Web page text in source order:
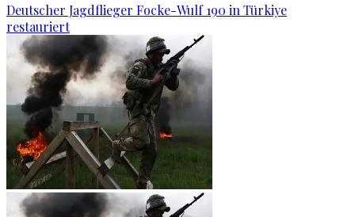
Deutscher Jagdflieger Focke-Wulf 190 in Türkiye
restauriert